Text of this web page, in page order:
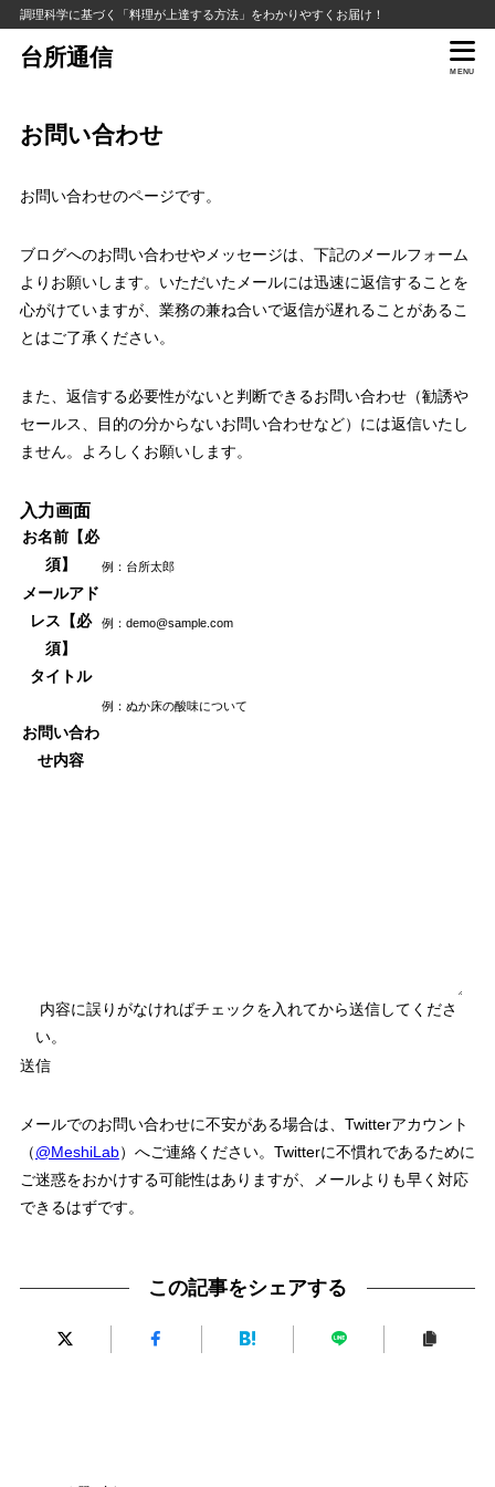
調理科学に基づく「料理が上達する方法」をわかりやすくお届け！
台所通信
MENU
お問い合わせ
お問い合わせのページです。
ブログへのお問い合わせやメッセージは、下記のメールフォーム
よりお願いします。いただいたメールには迅速に返信することを
心がけていますが、業務の兼ね合いで返信が遅れることがあるこ
とはご了承ください。
また、返信する必要性がないと判断できるお問い合わせ（勧誘や
セールス、目的の分からないお問い合わせなど）には返信いたし
ません。よろしくお願いします。
入力画面
お名前【必
須】
例：台所太郎
メールアド
レス 【必
須】
例：demo@sample.com
タイトル
例：ぬか床の酸味について
お問い合わ
せ内容
内容に誤りがなければチェックを入れてから送信してくださ
い。
メールでのお問い合わせに不安がある場合は、Twitterアカウント
（@MeshiLab）へご連絡ください。Twitterに不慣れであるために
ご迷惑をおかけする可能性はありますが、メールよりも早く対応
できるはずです。
この記事をシェアする